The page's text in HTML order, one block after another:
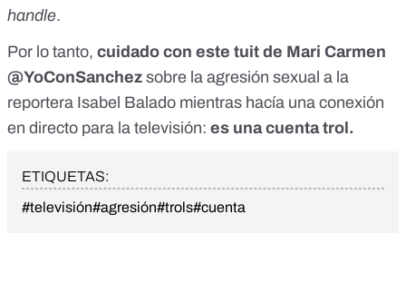
handle.
Por lo tanto, cuidado con este tuit de Mari Carmen
@YoConSanchez sobre la agresión sexual a la
reportera Isabel Balado mientras hacía una conexión
en directo para la televisión: es una cuenta trol.
ETIQUETAS:
#televisión#agresión#trols#cuenta